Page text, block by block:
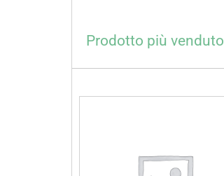
Prodotto più venduto